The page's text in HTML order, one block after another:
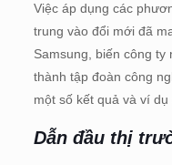
Việc áp dụng các
trung vào đổi mới đã
Samsung, biến công
thành tập đoàn công
một số kết quả và ví dụ
Dẫn đầu thị